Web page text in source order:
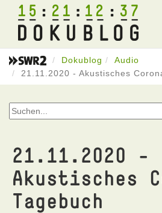
15 21 12 37
Dokublog
Audio
21.11.2020 - Akustisches
21.11.2020 -
Akustisches
Tagebuch